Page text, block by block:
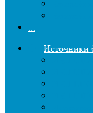
...
Источники